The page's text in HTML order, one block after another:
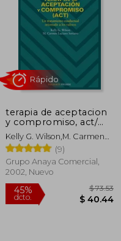
$ 325.27
$ 178.90
terapia de aceptacion
y compromiso, act/
therapy of
acceptation and
compromise
Kelly G. Wilson,m. Carmen
Luciano Soriano
(9)
Grupo Anaya Comercial,
2002, Nuevo